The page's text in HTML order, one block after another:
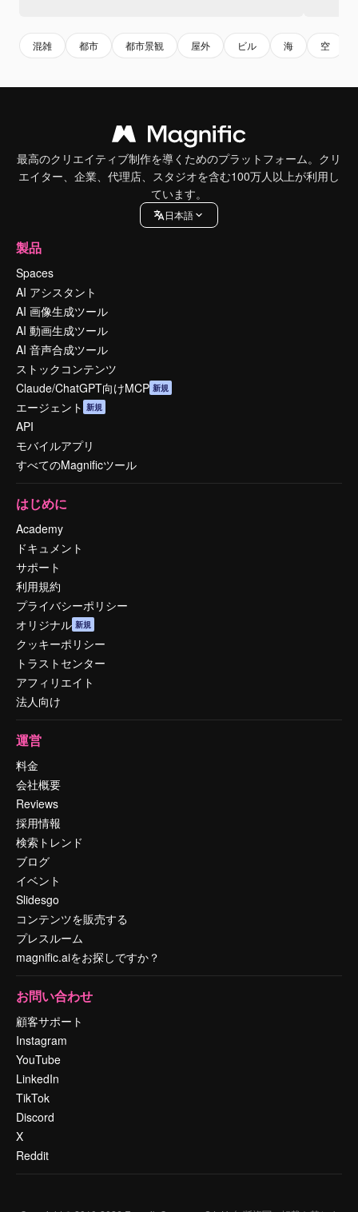
混雑 都市 都市景観 屋外 ビル 海 空
最高のクリエイティブ制作を導くためのプラットフォーム。クリ
エイター、企業、代理店、スタジオを含む100万人以上が利用し
ています。
日本語
製品
Spaces
AI アシスタント
AI 画像生成ツール
AI 動画生成ツール
AI 音声合成ツール
ストックコンテンツ
Claude/ChatGPT向けMCP 新規
エージェント 新規
API
モバイルアプリ
すべてのMagnificツール
はじめに
Academy
ドキュメント
サポート
利用規約
プライバシーポリシー
オリジナル 新規
クッキーポリシー
トラストセンター
アフィリエイト
法人向け
運営
料金
会社概要
Reviews
採用情報
検索トレンド
ブログ
イベント
Slidesgo
コンテンツを販売する
プレスルーム
magnific.aiをお探しですか？
お問い合わせ
顧客サポート
Instagram
YouTube
LinkedIn
TikTok
Discord
X
Reddit